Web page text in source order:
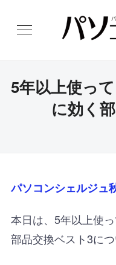
5年以上使っ
に効く
パソコンシェルジュ
本日は、 5年以上使
部品交換ベスト3につ